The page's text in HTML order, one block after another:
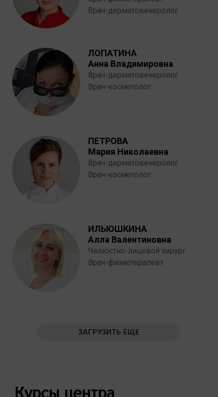
Врач-дерматовенеролог
ЛОПАТИНА
Анна Владимировна
Врач-дерматовенеролог
Врач-косметолог
ПЕТРОВА
Мария Николаевна
Врач-дерматовенеролог
Врач-косметолог
ИЛЬЮШКИНА
Алла Валентиновна
Челюстно-лицевой хирург
Врач-физиотерапевт
ЗАГРУЗИТЬ ЕЩЕ
Курсы центра